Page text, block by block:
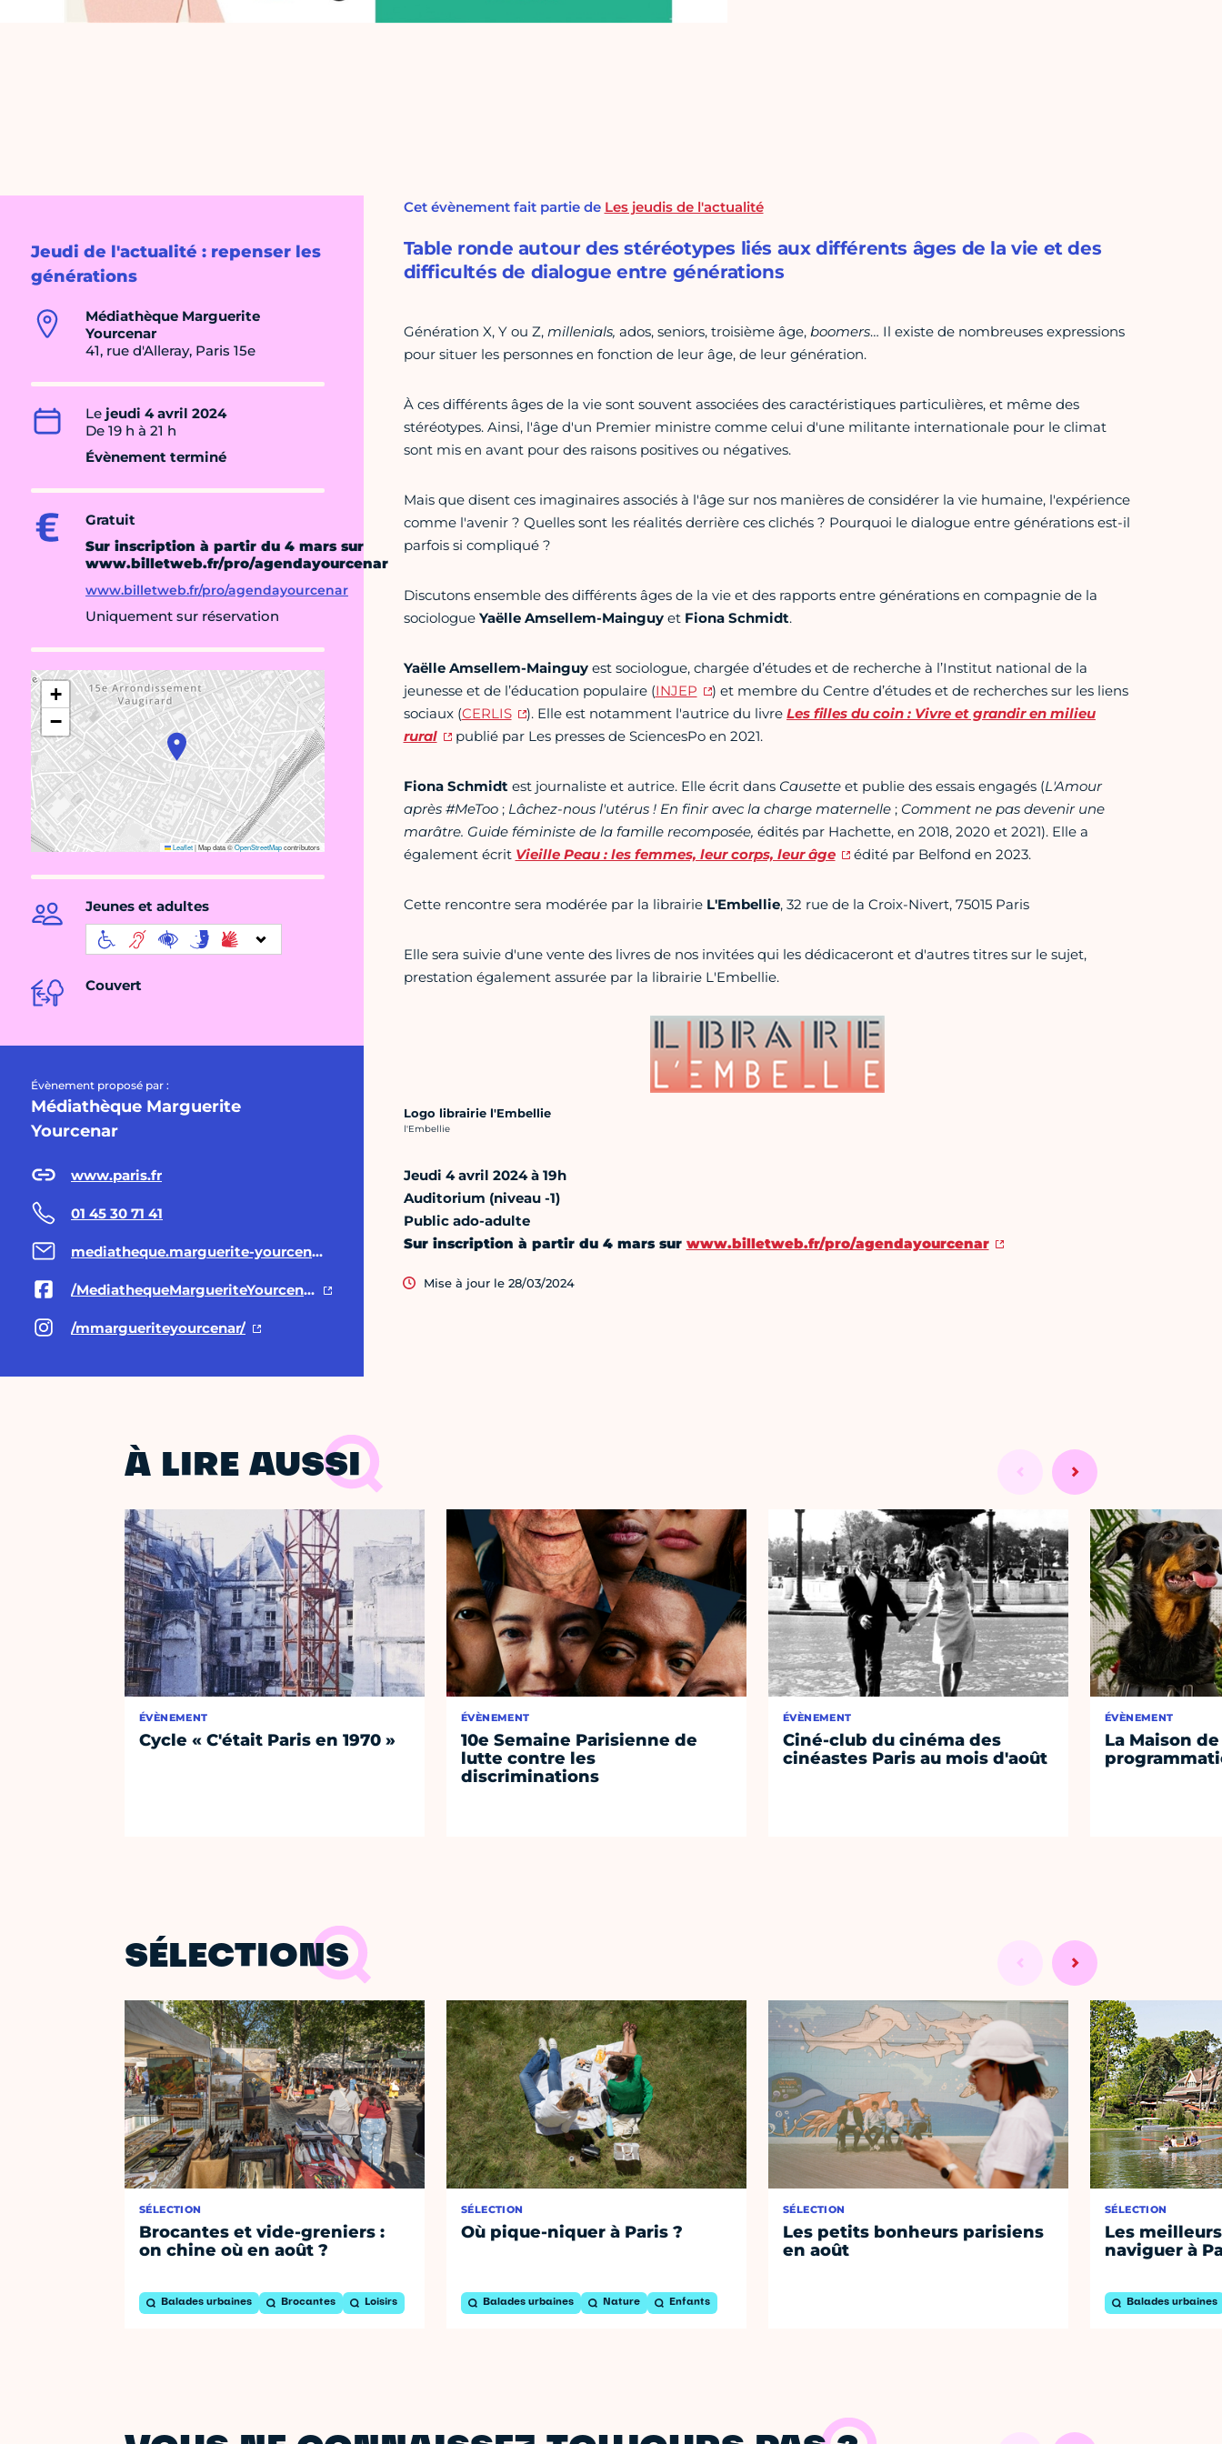
Jeudi de l'actualité : repenser les
générations
Médiathèque Marguerite
Yourcenar
41, rue d'Alleray, Paris 15e
Le jeudi 4 avril 2024
De 19 h à 21 h
Évènement terminé
Gratuit
Sur inscription à partir du 4 mars sur
www.billetweb.fr/pro/agendayourcenar
www.billetweb.fr/pro/agendayourcenar
Uniquement sur réservation
+
−
Leaflet|Map data ©OpenStreetMapcontributors
Jeunes et adultes
Couvert
Évènement proposé par :
Médiathèque Marguerite
Yourcenar
www.paris.fr
01 45 30 71 41
mediatheque.marguerite-yourcenar@paris.fr
/MediathequeMargueriteYourcenar
/mmargueriteyourcenar/
Cet évènement fait partie de Les jeudis de l'actualité
Table ronde autour des stéréotypes liés aux différents âges de la vie et des
difficultés de dialogue entre générations
Génération X, Y ou Z, millenials, ados, seniors, troisième âge, boomers… Il existe de nombreuses expressions
pour situer les personnes en fonction de leur âge, de leur génération.
À ces différents âges de la vie sont souvent associées des caractéristiques particulières, et même des
stéréotypes. Ainsi, l'âge d'un Premier ministre comme celui d'une militante internationale pour le climat
sont mis en avant pour des raisons positives ou négatives.
Mais que disent ces imaginaires associés à l'âge sur nos manières de considérer la vie humaine, l'expérience
comme l'avenir ? Quelles sont les réalités derrière ces clichés ? Pourquoi le dialogue entre générations est-il
parfois si compliqué ?
Discutons ensemble des différents âges de la vie et des rapports entre générations en compagnie de la
sociologue Yaëlle Amsellem-Mainguyet Fiona Schmidt.
Yaëlle Amsellem-Mainguyest sociologue, chargée d’études et de recherche à l’Institut national de la
jeunesse et de l’éducation populaire (INJEP
) et membre du Centre d’études et de recherches sur les liens
sociaux (CERLIS ). Elle est notamment l'autrice du livreLes filles du coin : Vivre et grandir en milieu
rural
publié par Les presses de SciencesPo en 2021.
Fiona Schmidt est journaliste et autrice. Elle écrit dans Causetteet publie des essais engagés (L'Amour
après #MeToo; Lâchez-nous l'utérus ! En finir avec la charge maternelle; Comment ne pas devenir une
marâtre. Guide féministe de la famille recomposée, édités par Hachette, en 2018, 2020 et 2021). Elle a
également écrit Vieille Peau : les femmes, leur corps, leur âge édité par Belfond en 2023.
Cette rencontre sera modérée par la librairie L'Embellie, 32 rue de la Croix-Nivert, 75015 Paris
Elle sera suivie d'une vente des livres de nos invitées qui les dédicaceront et d'autres titres sur le sujet,
prestation également assurée par la librairie L'Embellie.
Logo librairie l'Embellie
Crédit photo :
l'Embellie
Jeudi 4 avril 2024 à 19h
Auditorium (niveau -1)
Public ado-adulte
Sur inscription à partir du 4 mars sur www.billetweb.fr/pro/agendayourcenar
Mise à jour le 28/03/2024
À LIRE AUSSI
ÉVÈNEMENT
Cycle « C'était Paris en 1970 »
ÉVÈNEMENT
10e Semaine Parisienne de
lutte contre les
discriminations
ÉVÈNEMENT
Ciné-club du cinéma des
cinéastes Paris au mois d'août
ÉVÈNEMENT
La Maison
SÉLECTIONS
SÉLECTION
Brocantes et vide-greniers :
on chine où en août ?
Balades urbaines Brocantes Loisirs
SÉLECTION
Où pique-niquer à Paris ?
Balades urbaines Nature Enfants
SÉLECTION
Les petits bonheurs parisiens
en août
SÉLECTION
Les
naviguer à
Balades urbaines